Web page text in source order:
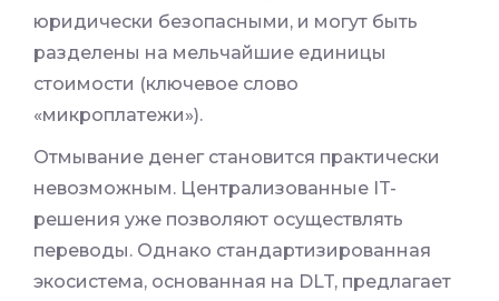
юридически безопасными, и могут быть
разделены на мельчайшие единицы
стоимости (ключевое слово
«микроплатежи»).
Отмывание денег становится практически
невозможным. Централизованные IT-
решения уже позволяют осуществлять
переводы. Однако стандартизированная
экосистема, основанная на DLT, предлагает